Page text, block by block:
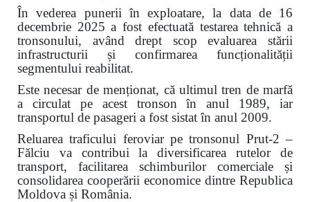
În vederea punerii în exploatare, la data de 16
decembrie 2025 a fost efectuată testarea tehnică a
tronsonului, având drept scop evaluarea stării
infrastructurii și confirmarea funcționalității
segmentului reabilitat.
Este necesar de menționat, că ultimul tren de marfă
a circulat pe acest tronson în anul 1989, iar
transportul de pasageri a fost sistat în anul 2009.
Reluarea traficului feroviar pe tronsonul Prut-2 –
Fălciu va contribui la diversificarea rutelor de
transport, facilitarea schimburilor comerciale și
consolidarea cooperării economice dintre Republica
Moldova și România.